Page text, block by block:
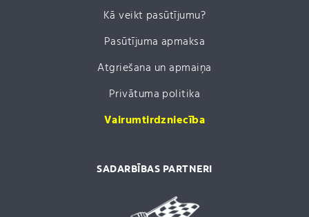
Kā veikt pasūtījumu?
Pasūtījuma apmaksa
Atgriešana un apmaiņa
Privātuma politika
Vairumtirdzniecība
SADARBĪBAS PARTNERI